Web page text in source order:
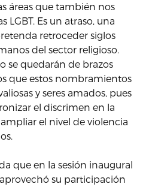
áreas que también nos
Es un atraso, una
retroceder siglos
del sector religioso.
se quedarán de brazos
que estos nombramientos
y seres amados, pues
el discrimen en la
el nivel de violencia
que en la sesión inaugural
su participación